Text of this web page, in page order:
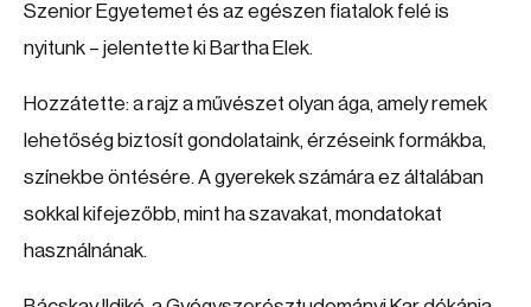
Szenior Egyetemet és az egészen fiatalok felé is
nyitunk – jelentette ki Bartha Elek.
Hozzátette: a rajz a művészet olyan ága, amely remek
lehetőség biztosít gondolataink, érzéseink formákba,
színekbe öntésére. A gyerekek számára ez általában
sokkal kifejezőbb, mint ha szavakat, mondatokat
használnának.